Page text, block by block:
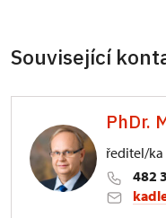
Související
PhDr.
ředitel/
482